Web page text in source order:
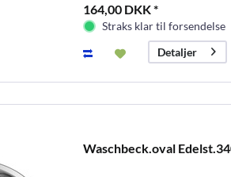
164,00 DKK *
Straks klar til forsendelse
Detaljer
Waschbeck.oval